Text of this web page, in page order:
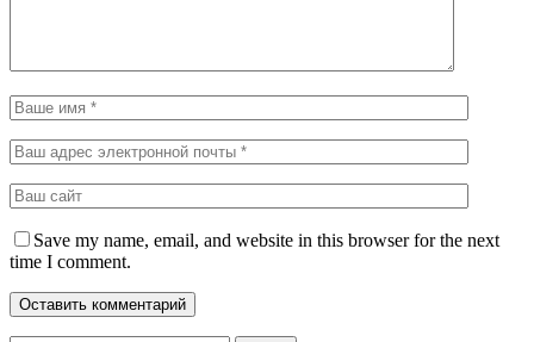
Save my name, email, and website in this browser for the next
time I comment.